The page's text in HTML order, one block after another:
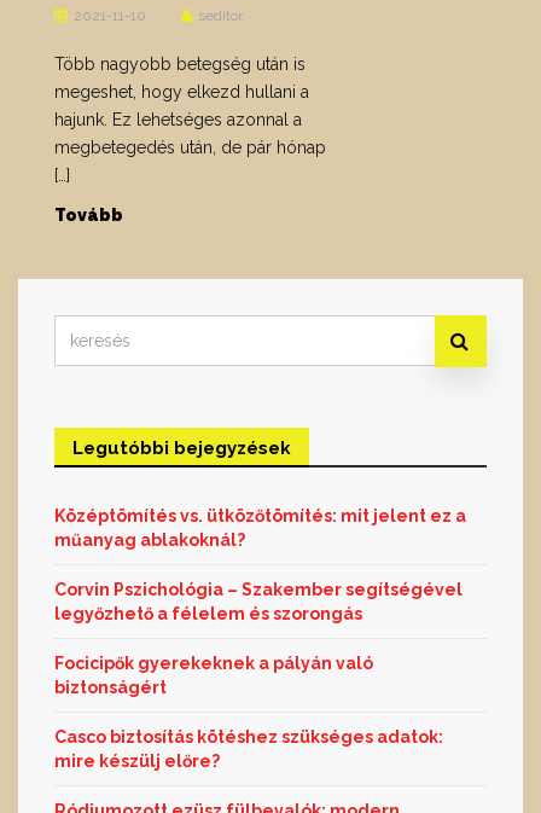
2021-11-10 seditor
Több nagyobb betegség után is
megeshet, hogy elkezd hullani a
hajunk. Ez lehetséges azonnal a
megbetegedés után, de pár hónap
[…]
Tovább
for:
Legutóbbi bejegyzések
Középtömítés vs. ütközőtömítés: mit jelent ez a
műanyag ablakoknál?
Corvin Pszichológia – Szakember segítségével
legyőzhető a félelem és szorongás
Focicipők gyerekeknek a pályán való
biztonságért
Casco biztosítás kötéshez szükséges adatok:
mire készülj előre?